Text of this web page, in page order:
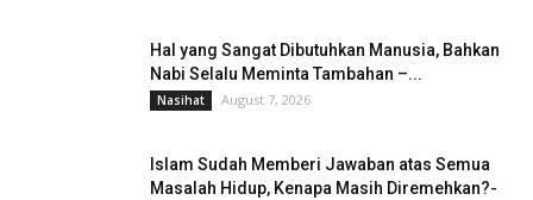
Hal yang Sangat Dibutuhkan Manusia, Bahkan
Nabi Selalu Meminta Tambahan –...
Nasihat August 7, 2026
Islam Sudah Memberi Jawaban atas Semua
Masalah Hidup, Kenapa Masih Diremehkan?-